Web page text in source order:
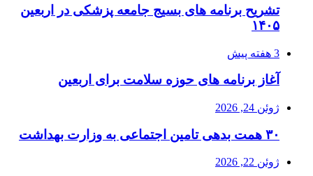
تشریح برنامه های بسیج جامعه پزشکی در اربعین
۱۴۰۵
3 هفته پیش
آغاز برنامه های حوزه سلامت برای اربعین
ژوئن 24, 2026
۳۰ همت بدهی تامین اجتماعی به وزارت بهداشت
ژوئن 22, 2026